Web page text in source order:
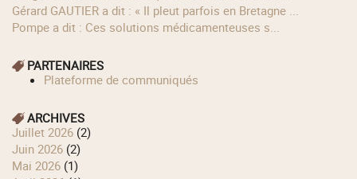
Gérard GAUTIER a dit : « Il pleut parfois en Bretagne ...
Pompe a dit : Ces solutions médicamenteuses s...
PARTENAIRES
Plateforme de communiqués
ARCHIVES
juillet 2026 (2)
juin 2026 (2)
mai 2026 (1)